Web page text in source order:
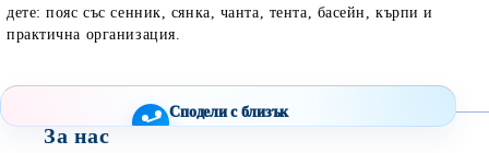
Сподели с близък
дете: пояс със сенник, сянка, чанта, тента, басейн, кърпи и
практична организация.
За нас